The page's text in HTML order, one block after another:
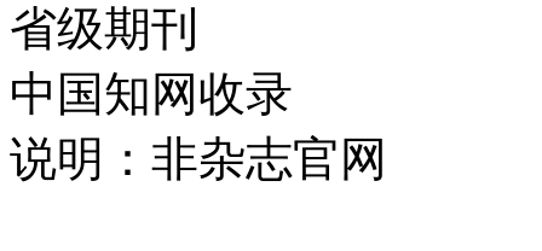
省级期刊
中国知网收录
说明：非杂志官网